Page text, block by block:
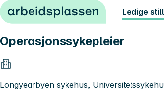
Hopp til innhold Ledige
Operasjonssykepleier
Longyearbyen sykehus,